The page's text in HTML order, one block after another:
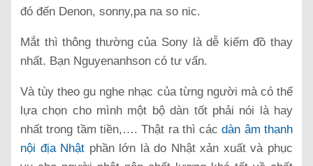
đó đến Denon, sonny,pa na so nic.
Mắt thì thông thường của Sony là dễ kiếm đồ thay
nhất. Bạn Nguyenanhson có tư vấn.
Và tùy theo gu nghe nhạc của từng người mà có thể
lựa chọn cho mình một bộ dàn tốt phải nói là hay
nhất trong tầm tiền,…. Thật ra thì cácdàn âm thanh
nội địa Nhật phần lớn là do Nhật xản xuất và phục